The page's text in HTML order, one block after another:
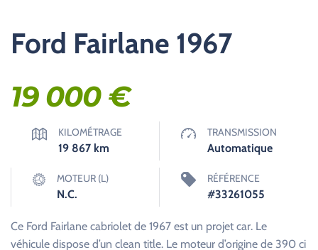
Ford Fairlane 1967
19 000€
KILOMÉTRAGE
19 867 km
TRANSMISSION
Automatique
MOTEUR (L)
N.C.
RÉFÉRENCE
#33261055
Ce Ford Fairlane cabriolet de 1967 est un projet car. Le
véhicule dispose d’un clean title. Le moteur d’origine de 390 ci